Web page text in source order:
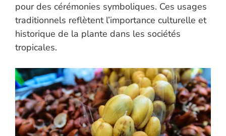
pour des cérémonies symboliques. Ces usages
traditionnels reflètent l’importance culturelle et
historique de la plante dans les sociétés
tropicales.